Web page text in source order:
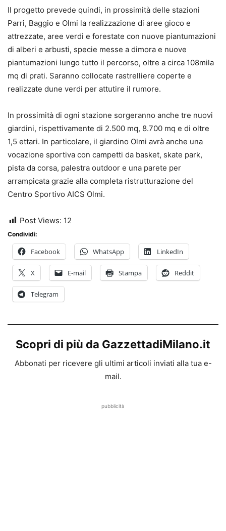
Il progetto prevede quindi, in prossimità delle stazioni
Parri, Baggio e Olmi la realizzazione di aree gioco e
attrezzate, aree verdi e forestate con nuove piantumazioni
di alberi e arbusti, specie messe a dimora e nuove
piantumazioni lungo tutto il percorso, oltre a circa 108mila
mq di prati. Saranno collocate rastrelliere coperte e
realizzate dune verdi per attutire il rumore.
In prossimità di ogni stazione sorgeranno anche tre nuovi
giardini, rispettivamente di 2.500 mq, 8.700 mq e di oltre
1,5 ettari. In particolare, il giardino Olmi avrà anche una
vocazione sportiva con campetti da basket, skate park,
pista da corsa, palestra outdoor e una parete per
arrampicata grazie alla completa ristrutturazione del
Centro Sportivo AICS Olmi.
Post Views: 12
Condividi:
Facebook WhatsApp LinkedIn
X E-mail Stampa Reddit
Telegram
Scopri di più da GazzettadiMilano.it
Abbonati per ricevere gli ultimi articoli inviati alla tua e-
mail.
pubblicità